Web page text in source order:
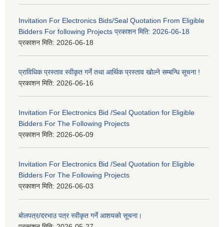
Invitation For Electronics Bids/Seal Quotation From Eligible
Bidders For following Projects प्रकाशन मिति: 2026-06-18
प्रकाशन मिति: 2026-06-18
प्राविधिक प्रस्ताव स्वीकृत गर्ने तथा आर्थिक प्रस्ताव खोल्ने सम्बन्धि सूचना !
प्रकाशन मिति: 2026-06-16
Invitation For Electronics Bid /Seal Quotation for Eligible
Bidders For The Following Projects
प्रकाशन मिति: 2026-06-09
Invitation For Electronics Bid /Seal Quotation for Eligible
Bidders For The Following Projects
प्रकाशन मिति: 2026-06-03
बोलपत्र/दरभाउ पत्र स्वीकृत गर्ने आशयको सूचना।